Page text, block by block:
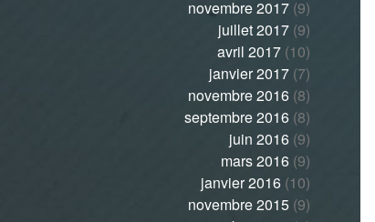
novembre 2017(9)
juillet 2017(9)
avril 2017(10)
janvier 2017(7)
novembre 2016(8)
septembre 2016(8)
juin 2016(9)
mars 2016(9)
janvier 2016(10)
novembre 2015(9)